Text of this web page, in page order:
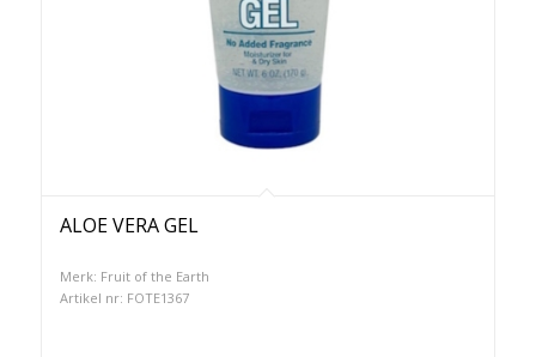
ALOE VERA GEL
Merk: Fruit of the Earth
Artikel nr: FOTE1367